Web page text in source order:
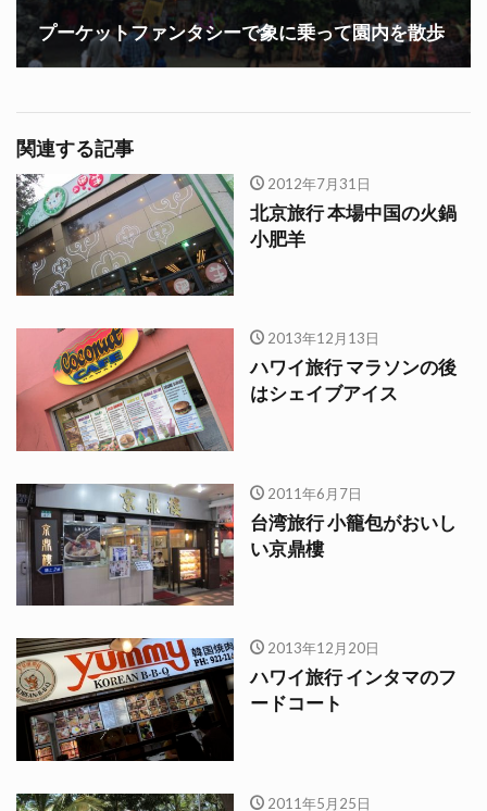
プーケットファンタシーで象に乗って園内を散歩
関連する記事
2012年7月31日
北京旅行 本場中国の火鍋
小肥羊
2013年12月13日
ハワイ旅行 マラソンの後
はシェイブアイス
2011年6月7日
台湾旅行 小籠包がおいし
い京鼎樓
2013年12月20日
ハワイ旅行 インタマのフ
ードコート
2011年5月25日